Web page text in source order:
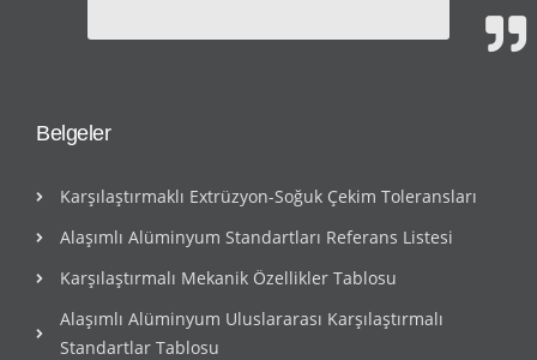
Belgeler
Karşılaştırmaklı Extrüzyon-Soğuk Çekim Toleransları
Alaşımlı Alüminyum Standartları Referans Listesi
Karşılaştırmalı Mekanik Özellikler Tablosu
Alaşımlı Alüminyum Uluslararası Karşılaştırmalı
Standartlar Tablosu